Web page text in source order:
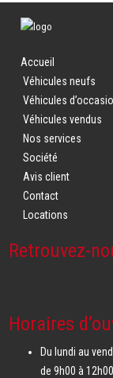
Accueil
Véhicules neufs
Véhicules
Véhicules vendus
Nos services
Société
Avis client
Contact
Locations
Retrouvez-
Horaires
Du lundi au
de 9h00 à